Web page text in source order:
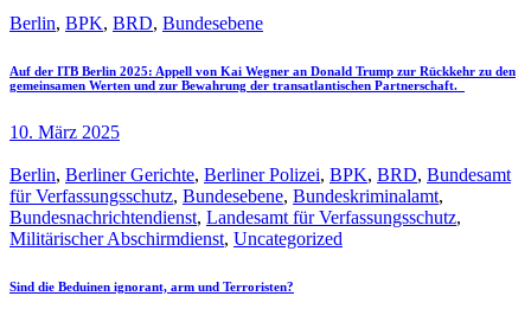
Berlin, BPK, BRD, Bundesebene
Auf der ITB Berlin 2025: Appell von Kai Wegner an Donald Trump zur Rückkehr zu den
gemeinsamen Werten und zur Bewahrung der transatlantischen Partnerschaft.
10. März 2025
Berlin, Berliner Gerichte, Berliner Polizei, BPK, BRD, Bundesamt
für Verfassungsschutz, Bundesebene, Bundeskriminalamt,
Bundesnachrichtendienst, Landesamt für Verfassungsschutz,
Militärischer Abschirmdienst, Uncategorized
Sind die Beduinen ignorant, arm und Terroristen?